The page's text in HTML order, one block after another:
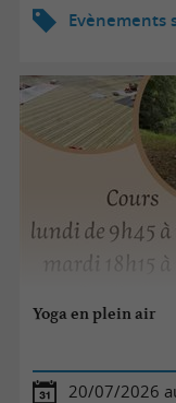
Evènements
Yoga en plein air
20/07/2026